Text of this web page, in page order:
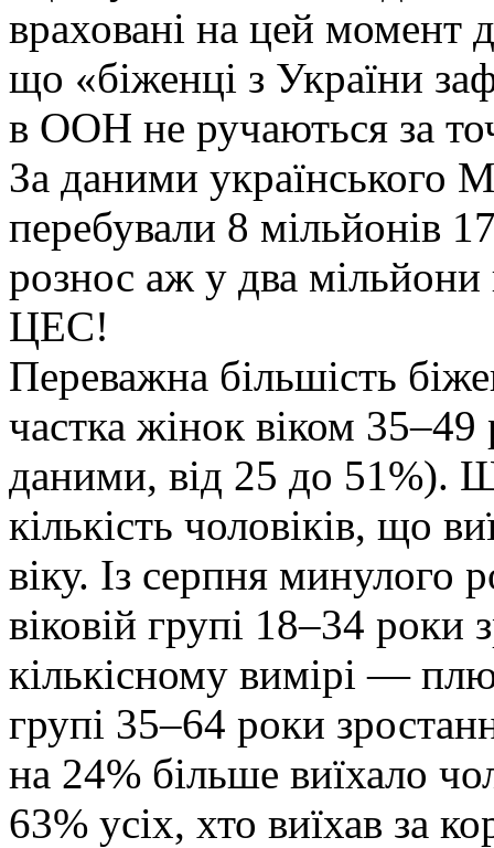
враховані на цей момент
що «біженці з України
в ООН не ручаються за
За даними українського
перебували 8 мільйонів
рознос аж у два
ЦЕС!
Переважна більшість
частка жінок віком
даними, від 25 до 51%).
кількість чоловіків, що
віку. Із серпня минулого
віковій групі 18–34
кількісному вимірі —
групі 35–64 роки
на 24% більше виїхало
63% усіх, хто виїхав за